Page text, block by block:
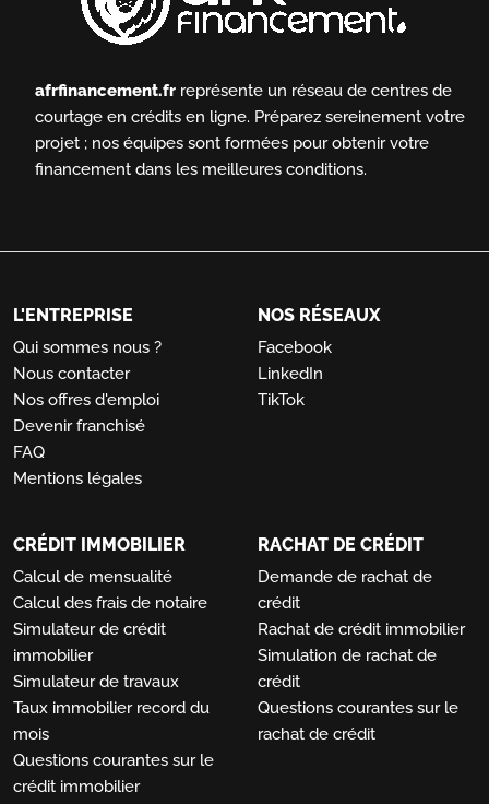
afrfinancement.fr représente un réseau de centres de
courtage en crédits en ligne. Préparez sereinement votre
projet ; nos équipes sont formées pour obtenir votre
financement dans les meilleures conditions.
L'ENTREPRISE
Qui sommes nous ?
Nous contacter
Nos offres d'emploi
Devenir franchisé
FAQ
Mentions légales
NOS RÉSEAUX
Facebook
LinkedIn
TikTok
CRÉDIT IMMOBILIER
Calcul de mensualité
Calcul des frais de notaire
Simulateur de crédit
immobilier
Simulateur de travaux
Taux immobilier record du
mois
Questions courantes sur le
crédit immobilier
RACHAT DE CRÉDIT
Demande de rachat de
crédit
Rachat de crédit immobilier
Simulation de rachat de
crédit
Questions courantes sur le
rachat de crédit